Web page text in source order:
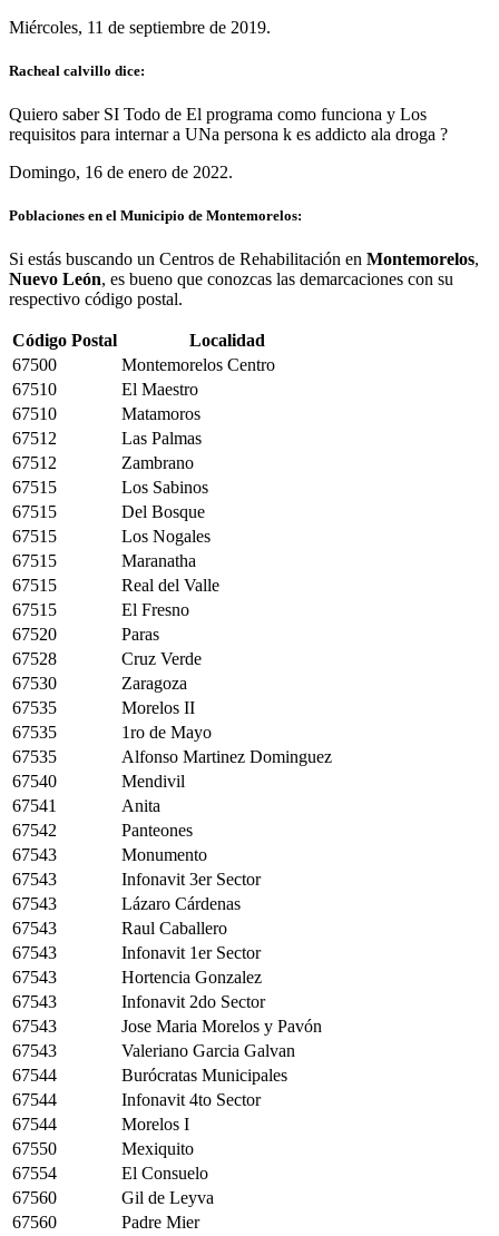
Miércoles, 11 de septiembre de 2019.
Racheal calvillo dice:
Quiero saber SI Todo de El programa como funciona y Los
requisitos para internar a UNa persona k es addicto ala droga ?
Domingo, 16 de enero de 2022.
Poblaciones en el Municipio de Montemorelos:
Si estás buscando un Centros de Rehabilitación en Montemorelos,
Nuevo León, es bueno que conozcas las demarcaciones con su
respectivo código postal.
Código Postal
Localidad
67500
Montemorelos Centro
67510
El Maestro
67510
Matamoros
67512
Las Palmas
67512
Zambrano
67515
Los Sabinos
67515
Del Bosque
67515
Los Nogales
67515
Maranatha
67515
Real del Valle
67515
El Fresno
67520
Paras
67528
Cruz Verde
67530
Zaragoza
67535
Morelos II
67535
1ro de Mayo
67535
Alfonso Martinez Dominguez
67540
Mendivil
67541
Anita
67542
Panteones
67543
Monumento
67543
Infonavit 3er Sector
67543
Lázaro Cárdenas
67543
Raul Caballero
67543
Infonavit 1er Sector
67543
Hortencia Gonzalez
67543
Infonavit 2do Sector
67543
Jose Maria Morelos y Pavón
67543
Valeriano Garcia Galvan
67544
Burócratas Municipales
67544
Infonavit 4to Sector
67544
Morelos I
67550
Mexiquito
67554
El Consuelo
67560
Gil de Leyva
67560
Padre Mier